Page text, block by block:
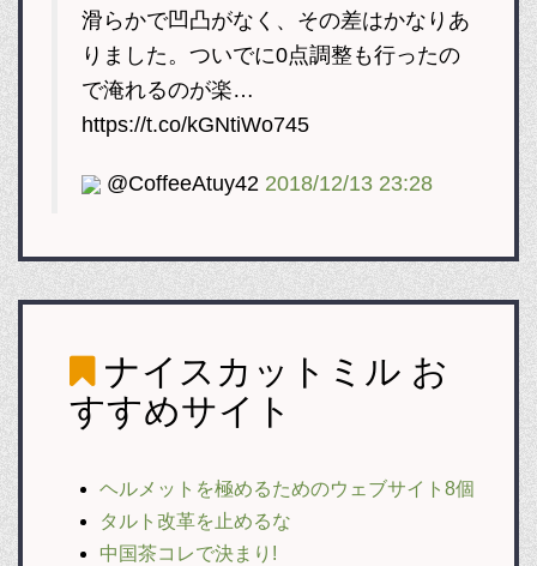
滑らかで凹凸がなく、その差はかなりあ
りました。ついでに0点調整も行ったの
で淹れるのが楽…
https://t.co/kGNtiWo745
@CoffeeAtuy42 2018/12/13 23:28
ナイスカットミル お
すすめサイト
ヘルメットを極めるためのウェブサイト8個
タルト改革を止めるな
中国茶コレで決まり!